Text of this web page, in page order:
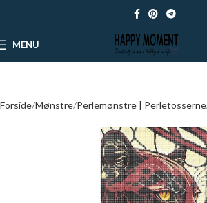
MENU
Forside Mønstre Perlemønstre | Perletosserne